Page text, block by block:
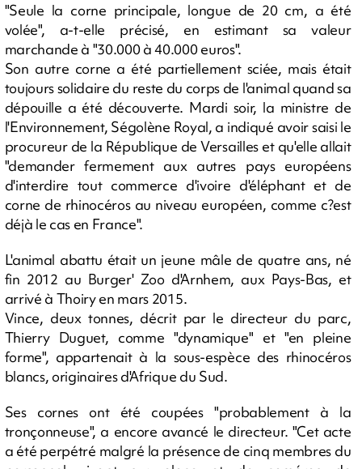
"Seule la corne principale, longue de 20 cm, a été
volée", a-t-elle précisé, en estimant sa valeur
marchande à "30.000 à 40.000 euros".
Son autre corne a été partiellement sciée, mais était
toujours solidaire du reste du corps de l'animal quand sa
dépouille a été découverte. Mardi soir, la ministre de
l'Environnement, Ségolène Royal, a indiqué avoir saisi le
procureur de la République de Versailles et qu'elle allait
"demander fermement aux autres pays européens
d'interdire tout commerce d'ivoire d'éléphant et de
corne de rhinocéros au niveau européen, comme c?est
déjà le cas en France".
L'animal abattu était un jeune mâle de quatre ans, né
fin 2012 au Burger' Zoo d'Arnhem, aux Pays-Bas, et
arrivé à Thoiry en mars 2015.
Vince, deux tonnes, décrit par le directeur du parc,
Thierry Duguet, comme "dynamique" et "en pleine
forme", appartenait à la sous-espèce des rhinocéros
blancs, originaires d'Afrique du Sud.
Ses cornes ont été coupées "probablement à la
tronçonneuse", a encore avancé le directeur. "Cet acte
a été perpétré malgré la présence de cinq membres du